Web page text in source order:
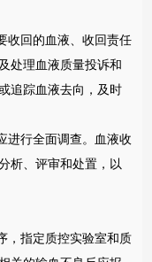
收回的血液、收回责任
处理血液质量投诉和
追踪血液去向，及时
进行全面调查。血液收
析、评审和处置，以
，指定质控实验室和质